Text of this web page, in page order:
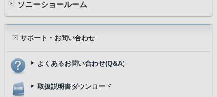
ソニーショールーム
サポート・お問い合わせ
よくあるお問い合わせ(Q&A)
取扱説明書ダウンロード